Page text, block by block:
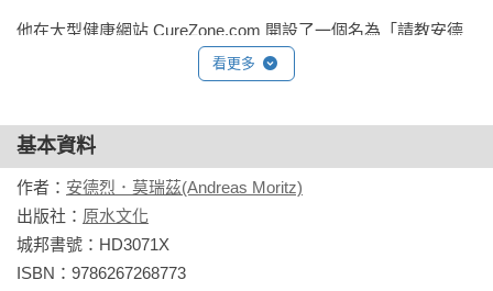
他在大型健康網站 CureZone.com 開設了一個名為「請教安德
烈．莫瑞茲（Ask Andreas Moritz）」的免費論壇，留下了針對
多種健康主題、多達數千個問題的答覆。
1998 年移居美國後，莫瑞茲針對許多慢性病的根源，開發了名
為Ener-Chi Art 的新型創新治療系統。他也創造了一個由特殊頻
率的聲音組成的神聖吟誦系統──Sacred Santémony，可以將深
層的恐懼、過敏、創傷和精神或情感障礙，轉化為成長和激發
靈感的動力。
看更多
基本資料
作者： 安德烈．莫瑞茲(Andreas Moritz)
出版社： 原水文化
城邦書號：HD3071X
ISBN：9786267268773